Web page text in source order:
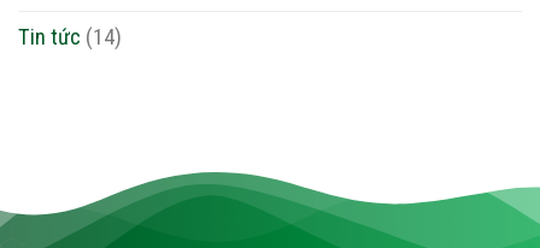
Tin tức (14)